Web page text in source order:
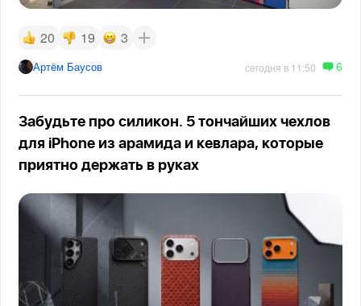
20 19 3
Артём Баусов сегодня в 11:50 6
Забудьте про силикон. 5 тончайших чехлов
для iPhone из арамида и кевлара, которые
приятно держать в руках